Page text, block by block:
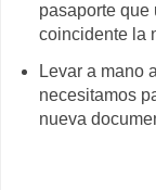
pasaporte que
coincidente la
Levar a mano
necesitamos
nueva